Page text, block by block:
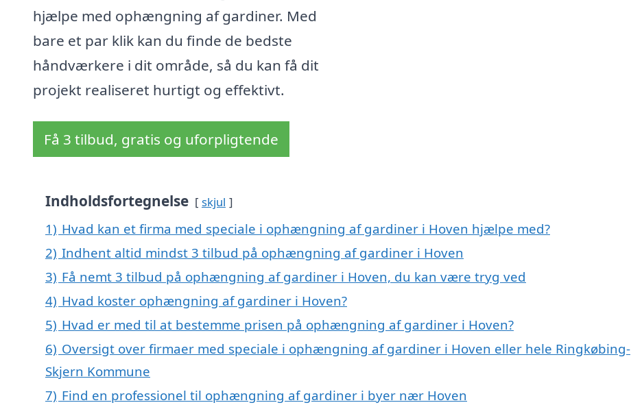
hjælpe med ophængning af gardiner. Med
bare et par klik kan du finde de bedste
håndværkere i dit område, så du kan få dit
projekt realiseret hurtigt og effektivt.
Få 3 tilbud, gratis og uforpligtende
Indholdsfortegnelse skjul
1) Hvad kan et firma med speciale i ophængning af gardiner i Hoven hjælpe med?
2) Indhent altid mindst 3 tilbud på ophængning af gardiner i Hoven
3) Få nemt 3 tilbud på ophængning af gardiner i Hoven, du kan være tryg ved
4) Hvad koster ophængning af gardiner i Hoven?
5) Hvad er med til at bestemme prisen på ophængning af gardiner i Hoven?
6) Oversigt over firmaer med speciale i ophængning af gardiner i Hoven eller hele Ringkøbing-
Skjern Kommune
7) Find en professionel til ophængning af gardiner i byer nær Hoven